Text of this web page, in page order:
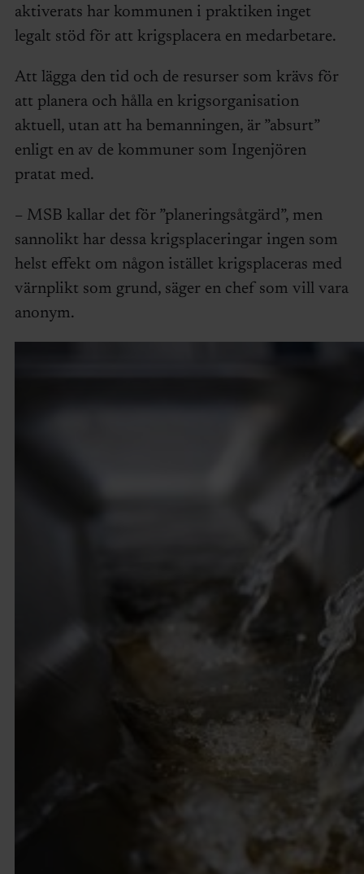
aktiverats har kommunen i praktiken inget
legalt stöd för att krigsplacera en medarbetare.
Att lägga den tid och de resurser som krävs för
att planera och hålla en krigsorganisation
aktuell, utan att ha bemanningen, är ”absurt”
enligt en av de kommuner som Ingenjören
pratat med.
– MSB kallar det för ”planeringsåtgärd”, men
sannolikt har dessa krigsplaceringar ingen som
helst effekt om någon istället krigsplaceras med
värnplikt som grund, säger en chef som vill vara
anonym.